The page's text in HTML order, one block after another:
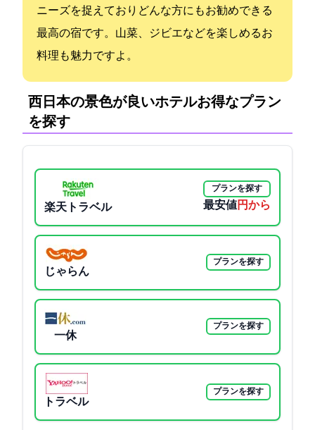
ニーズを捉えておりどんな方にもお勧めできる
最高の宿です。山菜、ジビエなどを楽しめるお
料理も魅力ですよ。
西日本の景色が良いホテル:お得なプラン
を探す
楽天トラベル
プランを探す
最安値13750円から
じゃらん
プランを探す
一休
プランを探す
Yahoo!トラベル
プランを探す